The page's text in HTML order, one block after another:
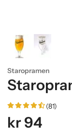
Staropramen
(81)
kr 94